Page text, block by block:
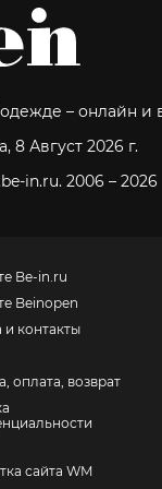
– онлайн и
8 Август 2026 г.
in.ru. 2006 – 2026
Be-in.ru
Beinopen
и контакты
оплата, возврат
сайта WM